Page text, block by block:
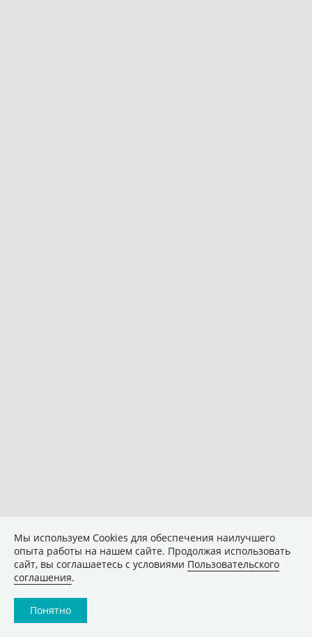
Мы используем Сookies для обеспечения наилучшего
опыта работы на нашем сайте. Продолжая использовать
сайт, вы соглашаетесь с условиями Пользовательского
соглашения.
Понятно